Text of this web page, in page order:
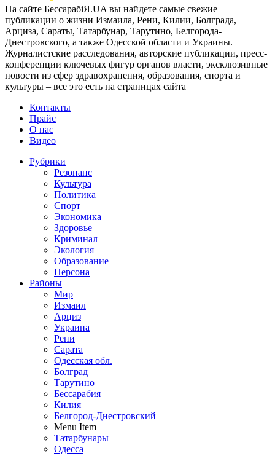
На сайте БессарабіЯ.UA вы найдете самые свежие
публикации о жизни Измаила, Рени, Килии, Болграда,
Арциза, Сараты, Татарбунар, Тарутино, Белгорода-
Днестровского, а также Одесской области и Украины.
Журналистские расследования, авторские публикации, пресс-
конференции ключевых фигур органов власти, эксклюзивные
новости из сфер здравохранения, образования, спорта и
культуры – все это есть на страницах сайта
Контакты
Прайс
О нас
Видео
Рубрики
Резонанс
Культура
Политика
Спорт
Экономика
Здоровье
Криминал
Экология
Образование
Персона
Районы
Мир
Измаил
Арциз
Украина
Рени
Сарата
Одесская обл.
Болград
Тарутино
Бессарабия
Килия
Белгород-Днестровский
Menu Item
Татарбунары
Одесса